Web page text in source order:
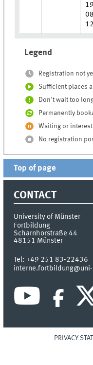
Legend
Registration not
Sufficient places
Don't wait too
Permanently
Waiting or
No registration
Top of page
CONTACT
University of Münster
Fortbildung
Scharnhorstraße 44
48151 Münster
Tel:+49 251 83-22436
PRIVACY